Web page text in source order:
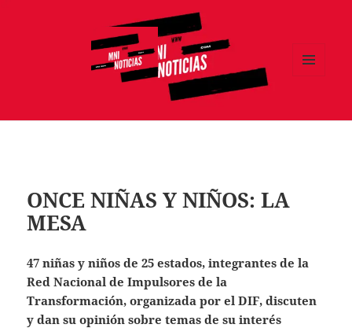
ONCE NIÑAS Y NIÑOS: LA
MESA
47 niñas y niños de 25 estados, integrantes de la
Red Nacional de Impulsores de la
Transformación, organizada por el DIF, discuten
y dan su opinión sobre temas de su interés